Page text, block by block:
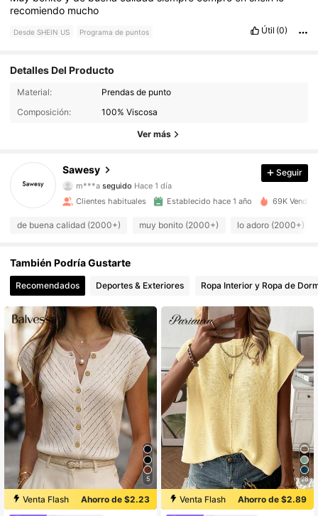
recomiendo mucho
Desde SHEIN US Programa de puntos Útil (0)
Detalles Del Producto
Material:
Prendas de punto
Composición:
100% Viscosa
Ver más
Sawesy
6.4K Seguidores
m***a
4.91
6.4K Seguidores
4.91 6.4K Seguidores
4.91 6.4K Seguidores
4.91 6.4K Seguidores
4.91 6.4K Seguidores
4.91 6.4K Seguidores
4.91 6.4K Seguidores
Seguir
Clientes habituales Establecido hace 1 año 69K
de buena calidad (2000+) muy bonito (2000+) lo adoro (2000+)
También Podría Gustarte
Recomendados Deportes & Exteriores Ropa Interior y Ropa de
5
Venta Flash Ahorro de $2.23
28
Venta Flash Ahorro de $2.89